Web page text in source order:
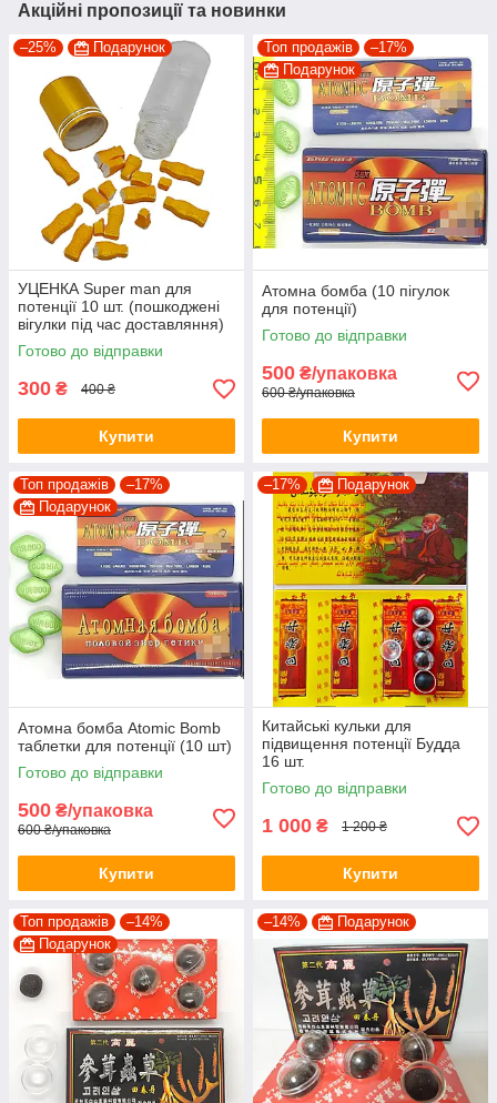
Акційні пропозиції та новинки
–25% Подарунок
УЦЕНКА Super man для
потенції 10 шт. (пошкоджені
вігулки під час доставляння)
Готово до відправки
300 ₴ 400 ₴
Купити
Топ продажів
–17%
Подарунок
Атомна бомба (10 пігулок
для потенції)
Готово до відправки
500 ₴/упаковка
600 ₴/упаковка
Купити
Топ продажів
–17%
Подарунок
Атомна бомба Atomic Bomb
таблетки для потенції (10 шт)
Готово до відправки
500 ₴/упаковка
600 ₴/упаковка
Купити
–17% Подарунок
Китайські кульки для
підвищення потенції Будда
16 шт.
Готово до відправки
1 000 ₴ 1 200 ₴
Купити
Топ продажів
–14%
Подарунок
–14% Подарунок